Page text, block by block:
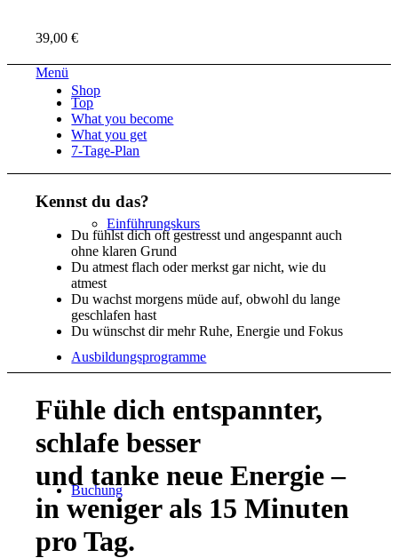
Shop
Einführungskurs
Ausbildungsprogramme
Buchung
39,00 €
Menü
Top
What you become
What you get
7-Tage-Plan
Kennst du das?
Du fühlst dich oft gestresst und angespannt auch
ohne klaren Grund
Du atmest flach oder merkst gar nicht, wie du
atmest
Du wachst morgens müde auf, obwohl du lange
geschlafen hast
Du wünschst dir mehr Ruhe, Energie und Fokus
Fühle dich entspannter,
schlafe besser
und tanke neue Energie –
in weniger als 15 Minuten
pro Tag.